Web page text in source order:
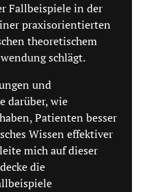
Fallbeispiele in der
praxisorientierten
theoretischem
schlägt.
und
darüber, wie
Patienten besser
Wissen effektiver
mich auf dieser
die